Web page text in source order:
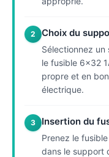
2 Choix du
Sélectionnez
le fusible 6x32
propre et en
électrique.
3 Insertion du
Prenez le
dans le support